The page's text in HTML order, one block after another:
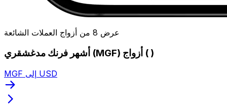
عرض 8 من أزواج العملات الشائعة
أشهر فرنك مدغشقري (MGF) أزواج ( )
MGF إلى USD